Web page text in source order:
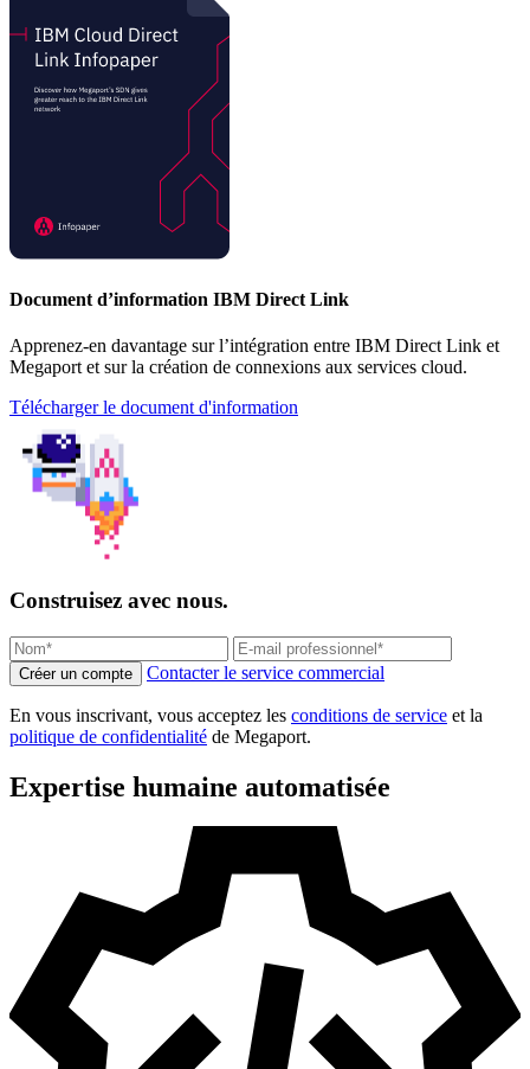
Document d’information IBM Direct Link
Apprenez-en davantage sur l’intégration entre IBM Direct Link et
Megaport et sur la création de connexions aux services cloud.
Télécharger le document d'information
Construisez avec nous.
Créer un compte Contacter le service commercial
En vous inscrivant, vous acceptez les conditions de service et la
politique de confidentialité de Megaport.
Expertise humaine automatisée